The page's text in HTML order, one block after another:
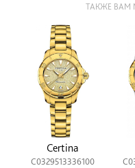
ТАКЖЕ ВАМ
Certina
C0329513336100